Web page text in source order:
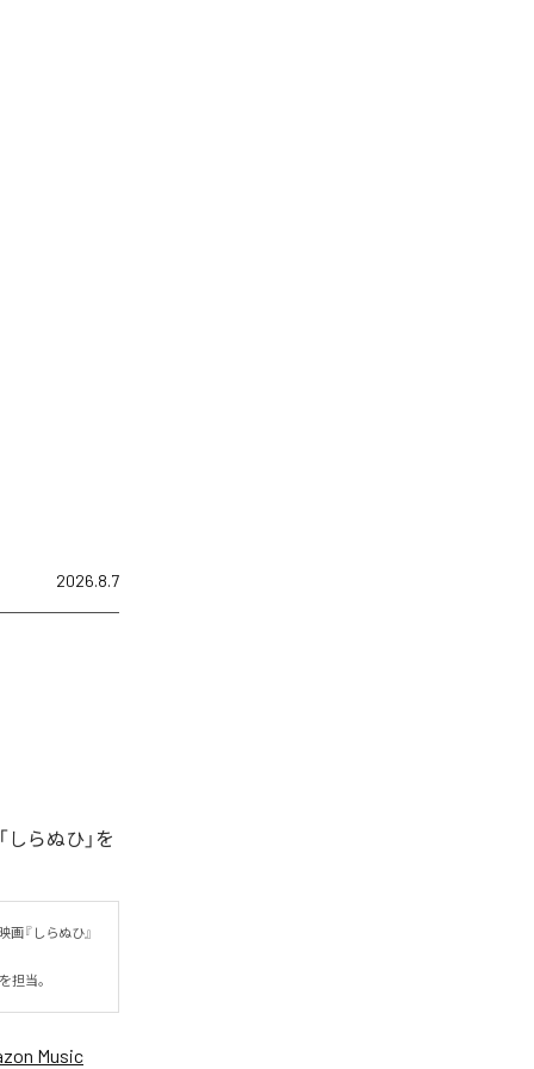
2026.8.7
らぬひ」を
『しらぬひ』
担当。
Music